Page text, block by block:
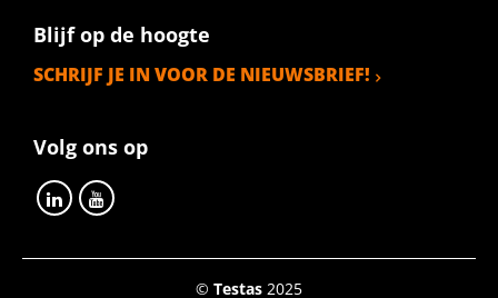
Blijf op de hoogte
SCHRIJF JE IN VOOR DE NIEUWSBRIEF!
Volg ons op
© Testas 2025